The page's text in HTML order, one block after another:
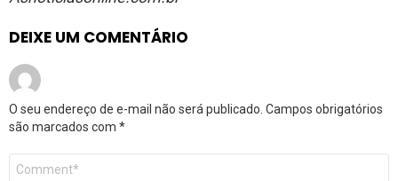
DEIXE UM COMENTÁRIO
O seu endereço de e-mail não será publicado. Campos obrigatórios
são marcados com *
Comentário